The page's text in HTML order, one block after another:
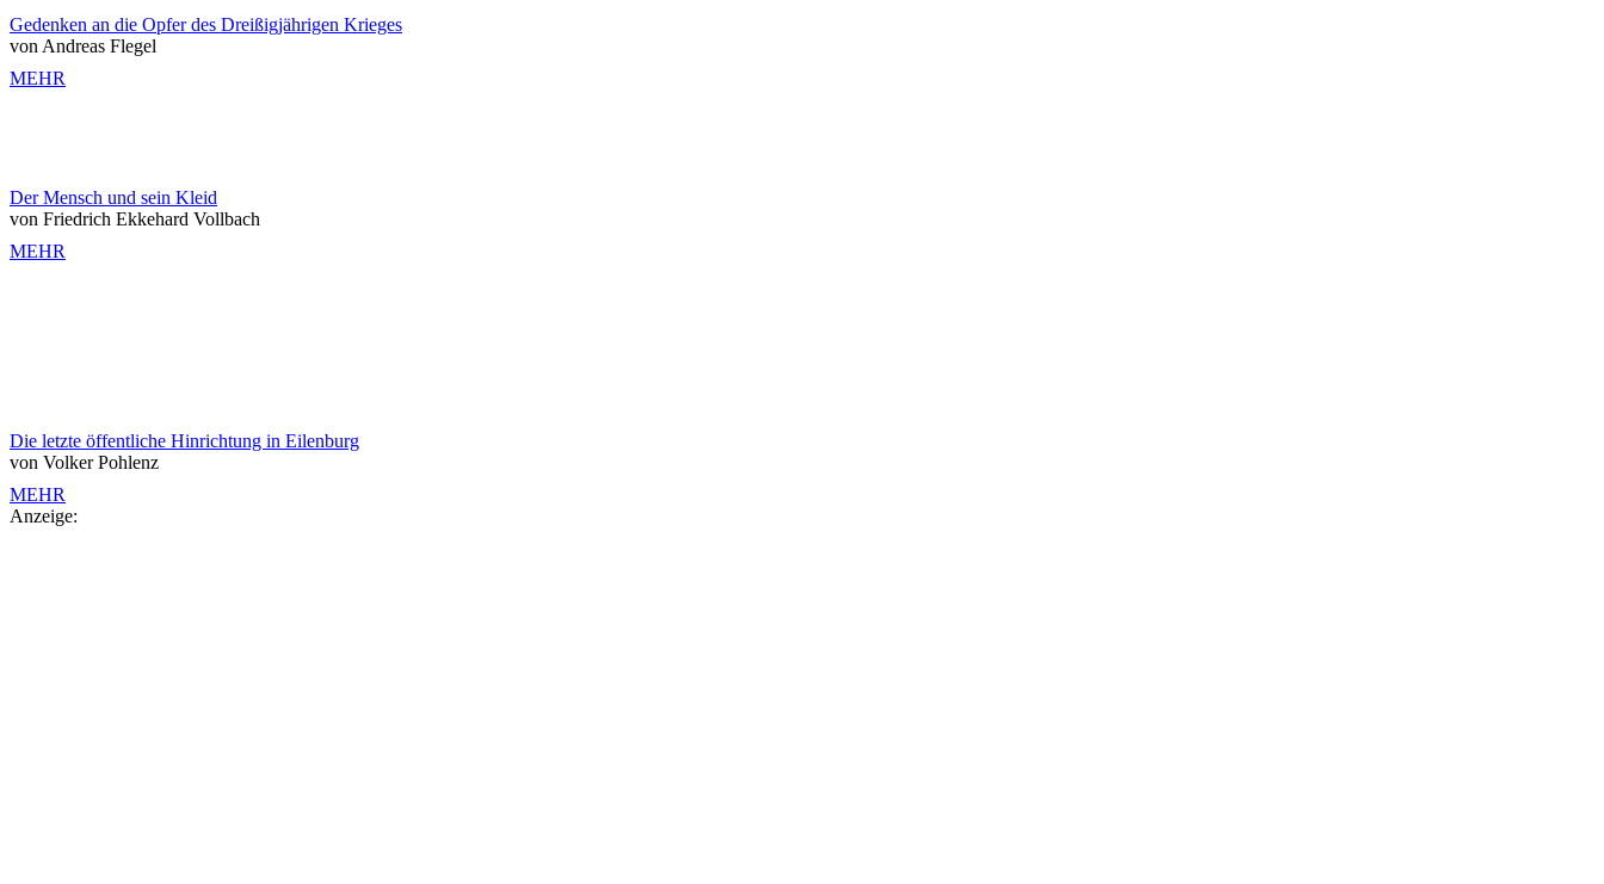
Gedenken an die Opfer des Dreißigjährigen Krieges
von Andreas Flegel
MEHR
Der Mensch und sein Kleid
von Friedrich Ekkehard Vollbach
MEHR
Die letzte öffentliche Hinrichtung in Eilenburg
von Volker Pohlenz
MEHR
Anzeige: